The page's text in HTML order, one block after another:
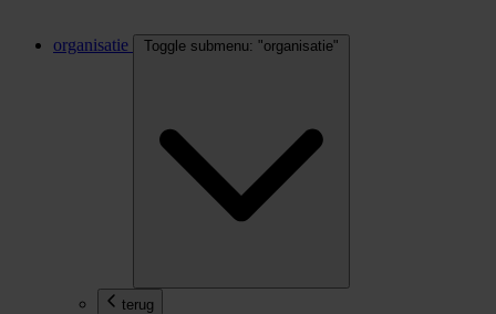
organisatie Toggle submenu: "organisatie"
terug